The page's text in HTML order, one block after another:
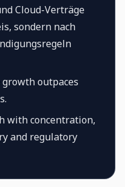
Cloud-Verträge
sondern nach
outpaces
with concentration,
and regulatory